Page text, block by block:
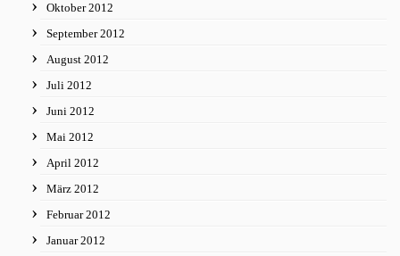
Oktober 2012
September 2012
August 2012
Juli 2012
Juni 2012
Mai 2012
April 2012
März 2012
Februar 2012
Januar 2012